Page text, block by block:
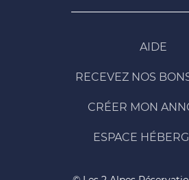
AIDE
RECEVEZ NOS
CRÉER MON
ESPACE